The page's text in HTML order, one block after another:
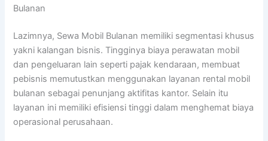
Bulanan
Lazimnya, Sewa Mobil Bulanan memiliki segmentasi khusus
yakni kalangan bisnis. Tingginya biaya perawatan mobil
dan pengeluaran lain seperti pajak kendaraan, membuat
pebisnis memutustkan menggunakan layanan rental mobil
bulanan sebagai penunjang aktifitas kantor. Selain itu
layanan ini memiliki efisiensi tinggi dalam menghemat biaya
operasional perusahaan.